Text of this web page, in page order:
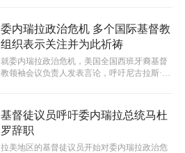
委内瑞拉政治危机 多个国际基督教
组织表示关注并为此祈祷
就委内瑞拉政治危机，美国全国西班牙裔基督
教领袖会议负责人发表言论，呼吁尼古拉斯·马
基督徒议员呼吁委内瑞拉总统马杜
罗辞职
拉美地区的基督徒议员开始对委内瑞拉政治危